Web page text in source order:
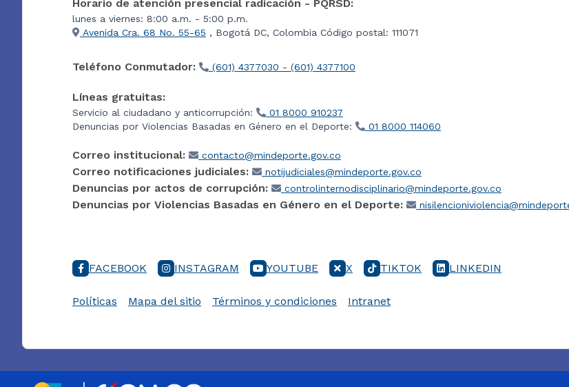
Horario de atención presencial radicación - PQRSD:
lunes a viernes: 8:00 a.m. - 5:00 p.m.
Avenida Cra. 68 No. 55-65 , Bogotá DC, Colombia Código postal: 111071
Teléfono Conmutador: (601) 4377030 - (601) 4377100
Líneas gratuitas:
Servicio al ciudadano y anticorrupción:
01 8000 910237
Denuncias por Violencias Basadas en Género en el Deporte:
01 8000 114060
Correo institucional: contacto@mindeporte.gov.co
Correo notificaciones judiciales: notijudiciales@mindeporte.gov.co
Denuncias por actos de corrupción: controlinternodisciplinario@mindeporte.gov.co
Denuncias por Violencias Basadas en Género en el Deporte:
FACEBOOK INSTAGRAM YOUTUBE X TIKTOK LINKEDIN
Políticas Mapa del sitio Términos y condiciones Intranet